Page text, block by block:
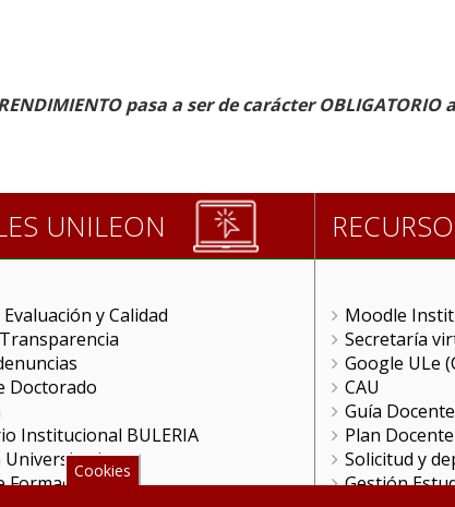
pasa a ser de carácter
UNILEON
y Calidad
Doctorado
Institucional BULERIA
Universitaria
Formación
Moodle
Secretaría
Google ULe
CAU
Guía Docente
Plan Docente
Solicitud y
Gestión
Cookies